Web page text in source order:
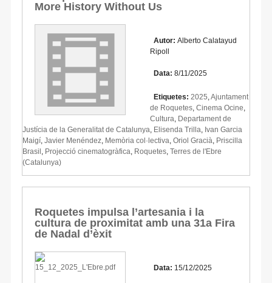
More History Without Us
Autor: Alberto Calatayud
Ripoll
Data: 8/11/2025
Etiquetes: 2025 Ajuntament
de Roquetes Cinema Ocine
Cultura Departament de
Justícia de la Generalitat de Catalunya Elisenda Trilla Ivan Garcia
Maigí Javier Menéndez Memòria col·lectiva Oriol Gracià Priscilla
Brasil Projecció cinematogràfica Roquetes Terres de l'Ebre
(Catalunya)
Roquetes impulsa l’artesania i la
cultura de proximitat amb una 31a Fira
de Nadal d’èxit
Data: 15/12/2025